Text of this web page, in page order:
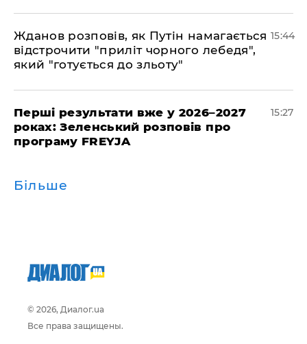
Жданов розповів, як Путін намагається
відстрочити "приліт чорного лебедя",
який "готується до зльоту"
15:44
Перші результати вже у 2026–2027
роках: Зеленський розповів про
програму FREYJA
15:27
Більше
© 2026, Диалог.ua
Все права защищены.